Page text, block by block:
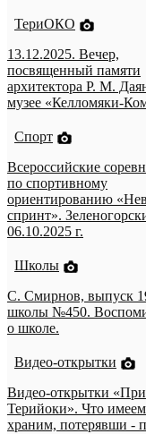
ТериОКО
13.12.2025. Вечер,
посвященный памяти
архитектора Р. М.
музее «Келломяки-
Спорт
Всероссийские
по спортивному
ориентированию
спринт».
06.10.2025 г.
Школы
С. Смирнов, выпуск
школы №450.
о школе.
Видео-открытки
Видео-открытки
Терийоки». Что
храним, потерявши -